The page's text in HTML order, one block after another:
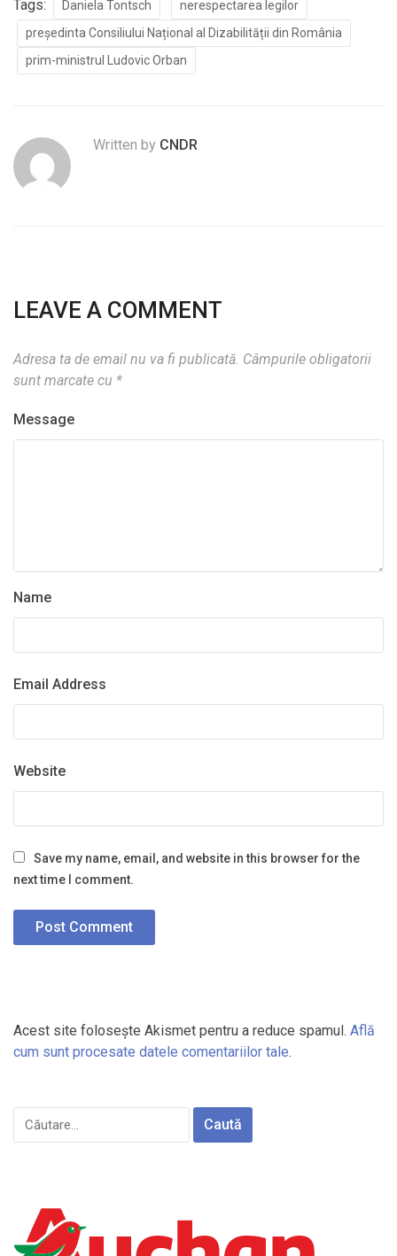
Tags: Daniela Tontsch
nerespectarea legilor
președinta Consiliului Național al Dizabilității din România
prim-ministrul Ludovic Orban
Written by CNDR
LEAVE A COMMENT
Adresa ta de email nu va fi publicată. Câmpurile obligatorii
sunt marcate cu *
Message
Name
Email Address
Website
Save my name, email, and website in this browser for the
next time I comment.
Acest site folosește Akismet pentru a reduce spamul. Află
cum sunt procesate datele comentariilor tale.
Caută